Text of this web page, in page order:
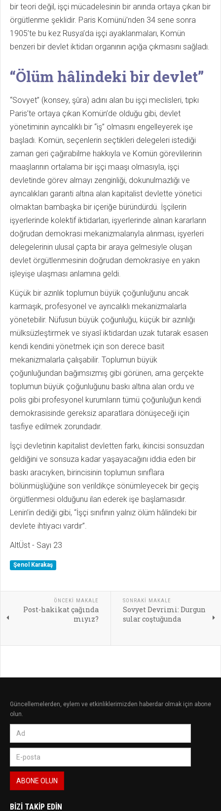
bir teori değil, işçi mücadelesinin bir anında ortaya çıkan bir
örgütlenme şeklidir. Paris Komünü’nden 34 sene sonra
1905’te bu kez Rusya’da işçi ayaklanmaları, Komün
benzeri bir devlet iktidarı organının açığa çıkmasını sağladı.
“Ölüm hâlindeki bir devlet”
“Sovyet” (konsey, şûra) adını alan bu işçi meclisleri, tıpkı
Paris’te ortaya çıkan Komün’de olduğu gibi, devlet
yönetiminin ayrıcalıklı bir “iş” olmasını engelleyerek işe
başladı. Komün, seçenlerin seçtikleri delegeleri istediği
zaman geri çağırabilme hakkıyla ve Komün görevlilerinin
maaşlarının ortalama bir işçi maaşı olmasıyla, işçi
devletinde görev almayı zenginliği, dokunulmazlığı ve
ayrıcalıkları garanti altına alan kapitalist devlette yönetici
olmaktan bambaşka bir içeriğe büründürdü. İşçilerin
işyerlerinde kolektif iktidarları, işyerlerinde alınan kararların
doğrudan demokrasi mekanizmalarıyla alınması, işyerleri
delegelerinin ulusal çapta bir araya gelmesiyle oluşan
devlet örgütlenmesinin doğrudan demokrasiye en yakın
işleyişe ulaşması anlamına geldi.
Küçük bir azınlık toplumun büyük çoğunluğunu ancak
karmaşık, profesyonel ve ayrıcalıklı mekanizmalarla
yönetebilir. Nüfusun büyük çoğunluğu, küçük bir azınlığı
mülksüzleştirmek ve siyasî iktidardan uzak tutarak esasen
kendi kendini yönetmek için son derece basit
mekanizmalarla çalışabilir. Toplumun büyük
çoğunluğundan bağımsızmış gibi görünen, ama gerçekte
toplumun büyük çoğunluğunu baskı altına alan ordu ve
polis gibi profesyonel kurumların tümü çoğunluğun kendi
demokrasisinde gereksiz aparatlara dönüşeceği için
tasfiye edilmek zorundadır.
İşçi devletinin kapitalist devletten farkı, ikincisi sonsuzdan
geldiğini ve sonsuza kadar yaşayacağını iddia eden bir
baskı aracıyken, birincisinin toplumun sınıflara
bölünmüşlüğüne son verildikçe sönümleyecek bir geçiş
örgütlenmesi olduğunu ilan ederek işe başlamasıdır.
Lenin’in dediği gibi, “İşçi sınıfının yalnız ölüm hâlindeki bir
devlete ihtiyacı vardır”.
AltÜst - Sayı 23
Şenol Karakaş
ÖNCEKI MAKALE
Post-hakikat çağında
mıyız?
SONRAKI MAKALE
Sovyet Devrimi: Durgun
sular coştuğunda
Güncellemelerden, eylem ve etkinliklerimizden haberdar olmak için abone
olun.
BIZI TAKIP EDIN